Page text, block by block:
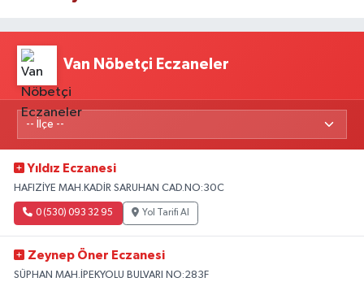
Van Nöbetçi Eczaneler
Yıldız Eczanesi
HAFIZİYE MAH.KADİR SARUHAN CAD.NO:30C
0 (530) 093 32 95 Yol Tarifi Al
Zeynep Öner Eczanesi
SÜPHAN MAH.İPEKYOLU BULVARI NO:283F